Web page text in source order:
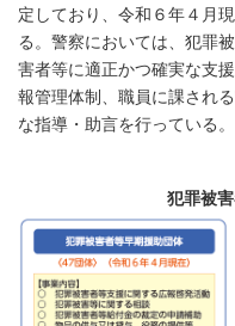
定しており、令和６年４月
る。警察においては、犯罪
害者等に適正かつ確実な支
報管理体制、職員に課され
な指導・助言を行っている。
犯罪被